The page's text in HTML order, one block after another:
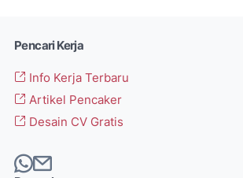
Pencari Kerja
Info Kerja Terbaru
Artikel Pencaker
Desain CV Gratis